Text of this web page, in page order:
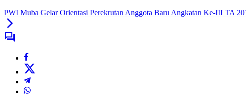
PWI Muba Gelar Orientasi Perekrutan Anggota Baru Angkatan Ke-III TA